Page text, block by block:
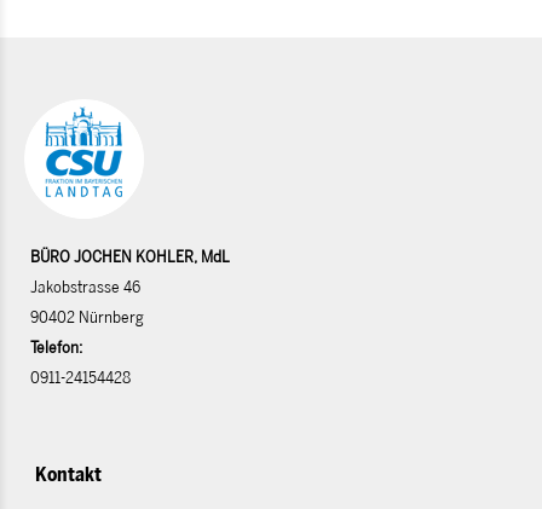
BÜRO JOCHEN KOHLER, MdL
Jakobstrasse 46
90402 Nürnberg
Telefon:
0911-24154428
Kontakt